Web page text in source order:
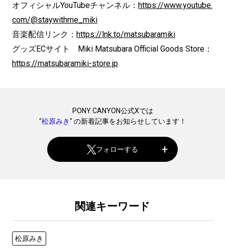
オフィシャルYouTubeチャンネル： https://www.youtube.
com/@staywithme_miki
音楽配信リンク： https://lnk.to/matsubaramiki
グッズECサイト Miki Matsubara Official Goods Store：
https://matsubaramiki-store.jp
PONY CANYON公式Xでは
"松原みき" の新着記事をお知らせしています！
フォローする
関連キーワード
松原みき